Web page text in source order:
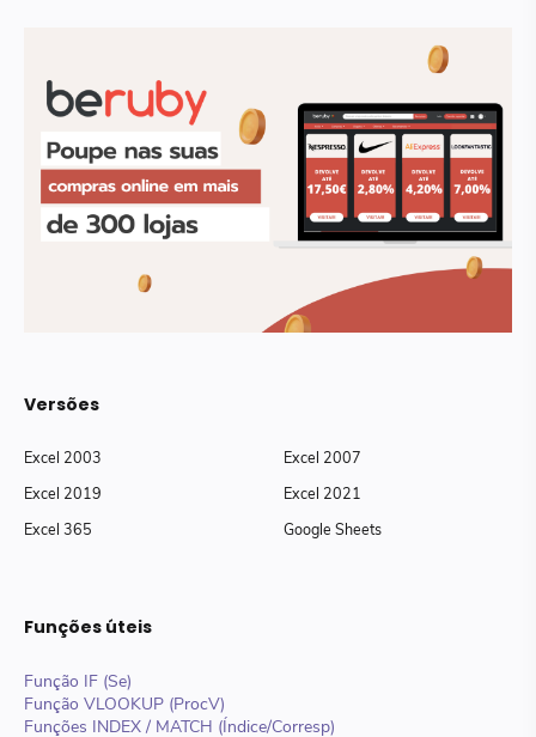
Versões
Excel 2003
Excel 2007
Excel 2019
Excel 2021
Excel 365
Google Sheets
Funções úteis
Função IF (Se)
Função VLOOKUP (ProcV)
Funções INDEX / MATCH (Índice/Corresp)